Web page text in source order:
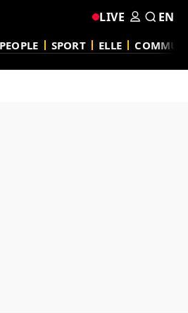
PEOPLE SPORT ELLE
LIVE EN